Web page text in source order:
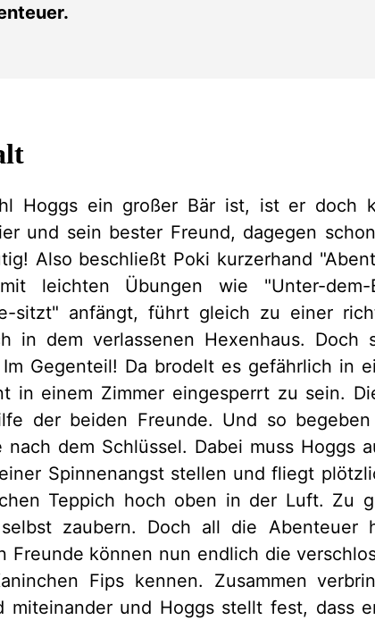
Hoggs ein großer Bär ist, ist er doch
und sein bester Freund, dagegen
Also beschließt Poki kurzerhand
leichten Übungen wie "Unter-dem-
sitzt" anfängt, führt gleich zu einer
in dem verlassenen Hexenhaus.
Gegenteil! Da brodelt es gefährlich in
in einem Zimmer eingesperrt zu sein.
der beiden Freunde. Und so
nach dem Schlüssel. Dabei muss Hoggs
Spinnenangst stellen und fliegt
Teppich hoch oben in der Luft. Zu
zaubern. Doch all die Abenteuer
Freunde können nun endlich die
Fips kennen. Zusammen
miteinander und Hoggs stellt fest, dass